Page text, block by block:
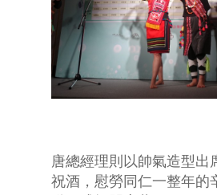
唐總經理則以帥氣造型出
祝酒，慰勞同仁一整年的